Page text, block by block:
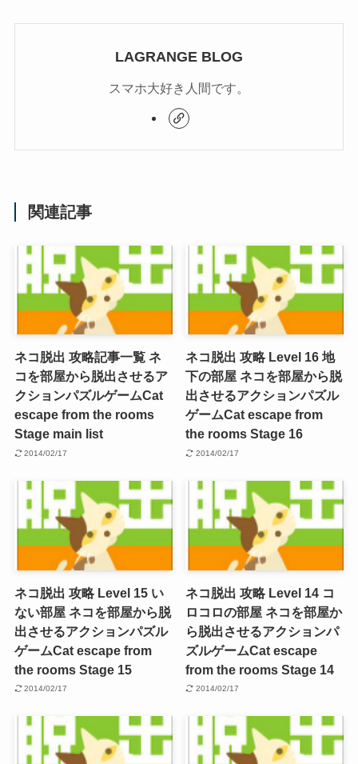
LAGRANGE BLOG
スマホ大好き人間です。
関連記事
ネコ脱出 攻略記事一覧 ネ
コを部屋から脱出させるア
クションパズルゲームCat
escape from the rooms
Stage main list
2014/02/17
ネコ脱出 攻略 Level 16 地
下の部屋 ネコを部屋から脱
出させるアクションパズル
ゲームCat escape from
the rooms Stage 16
2014/02/17
ネコ脱出 攻略 Level 15 い
ない部屋 ネコを部屋から脱
出させるアクションパズル
ゲームCat escape from
the rooms Stage 15
2014/02/17
ネコ脱出 攻略 Level 14 コ
ロコロの部屋 ネコを部屋か
ら脱出させるアクションパ
ズルゲームCat escape
from the rooms Stage 14
2014/02/17